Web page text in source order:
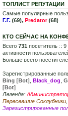
ТОПЛИСТ РЕПУТАЦИИ
Самые популярные
Г.Г. (69), Predator(68)
КТО СЕЙЧАС НА
Всего 731 посетитель ::
активности
Больше всего
Зарегистрированные
Bing [Bot] Black_dog
[Bot]
Легенда:
Пересевшие Соклубники
Зарегистрированные